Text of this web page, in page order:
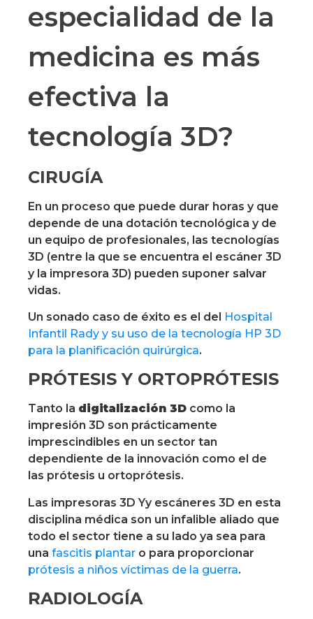
especialidad de la
medicina es más
efectiva la
tecnología 3D?
CIRUGÍA
En un proceso que puede durar horas y que
depende de una dotación tecnológica y de
un equipo de profesionales, las tecnologías
3D (entre la que se encuentra el escáner 3D
y la impresora 3D) pueden suponer salvar
vidas.
Un sonado caso de éxito es el del Hospital
Infantil Rady y su uso de la tecnología HP 3D
para la planificación quirúrgica.
PRÓTESIS Y ORTOPRÓTESIS
Tanto la digitalización 3D como la
impresión 3D son prácticamente
imprescindibles en un sector tan
dependiente de la innovación como el de
las prótesis u ortoprótesis.
Las impresoras 3D Yy escáneres 3D en esta
disciplina médica son un infalible aliado que
todo el sector tiene a su lado ya sea para
una fascitis plantar o para proporcionar
prótesis a niños víctimas de la guerra.
RADIOLOGÍA